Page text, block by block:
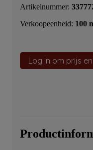
Artikelnummer:
Verkoopeenheid: 100
Log in om prijs